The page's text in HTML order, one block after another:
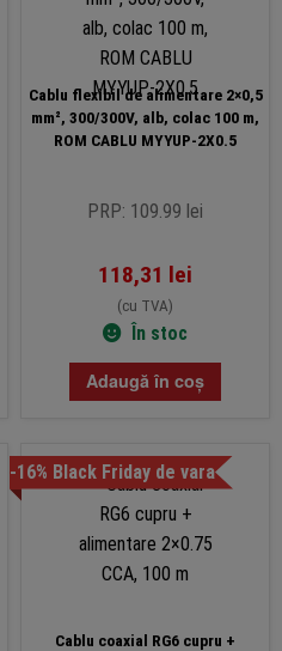
Cablu flexibil de alimentare 2×0,5
mm², 300/300V, alb, colac 100 m,
ROM CABLU MYYUP-2X0.5
PRP: 109.99 lei
118,31 lei
(cu TVA)
În stoc
Adaugă în coș
-16% Black Friday de vara
Cablu coaxial RG6 cupru +